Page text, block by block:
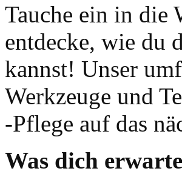
Tauche ein in die
entdecke, wie du
kannst! Unser
Werkzeuge und
-Pflege auf das
Was dich